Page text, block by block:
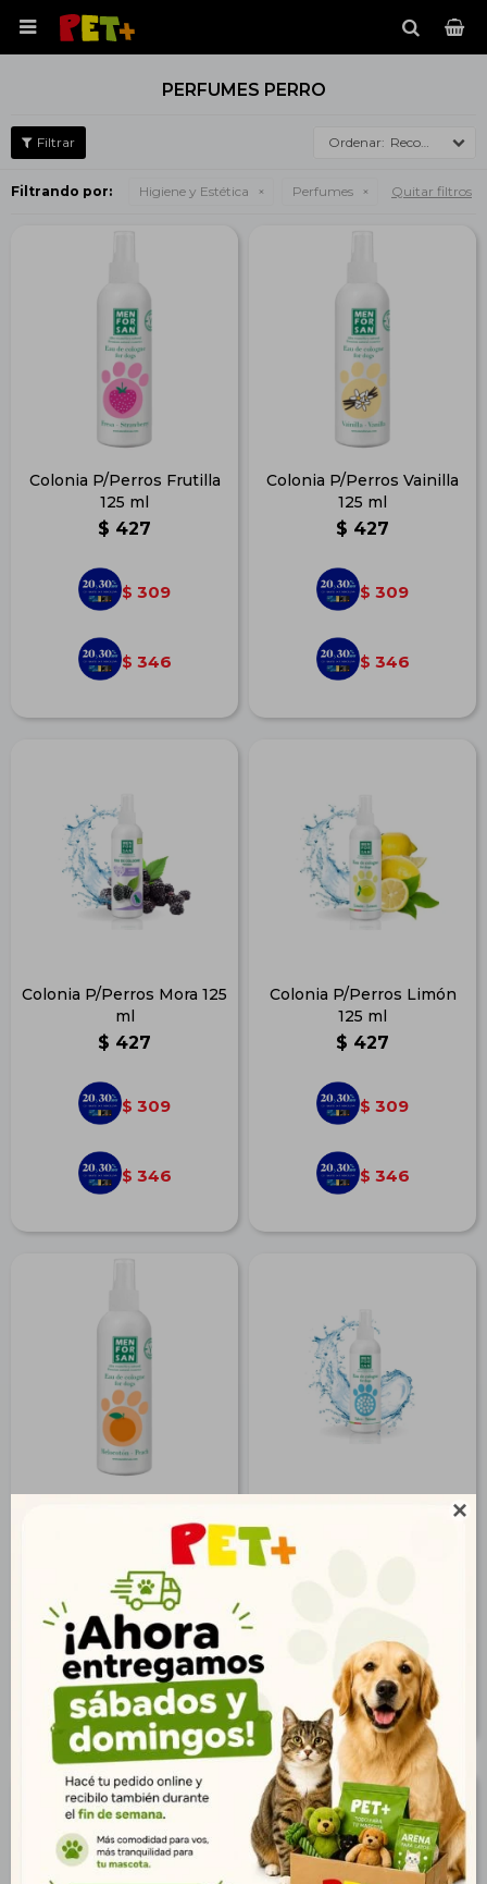


PERFUMES PERRO
Recomendados
Filtrando por: Higiene y Estética Perfumes Quitar filtros
Colonia P/Perros Frutilla
125 ml
$ 427
$ 309
$ 346
Colonia P/Perros Vainilla
125 ml
$ 427
$ 309
$ 346
Colonia P/Perros Mora 125
ml
$ 427
$ 309
$ 346
Colonia P/Perros Limón
125 ml
$ 427
$ 309
$ 346
$ 309
$ 346 $ 346